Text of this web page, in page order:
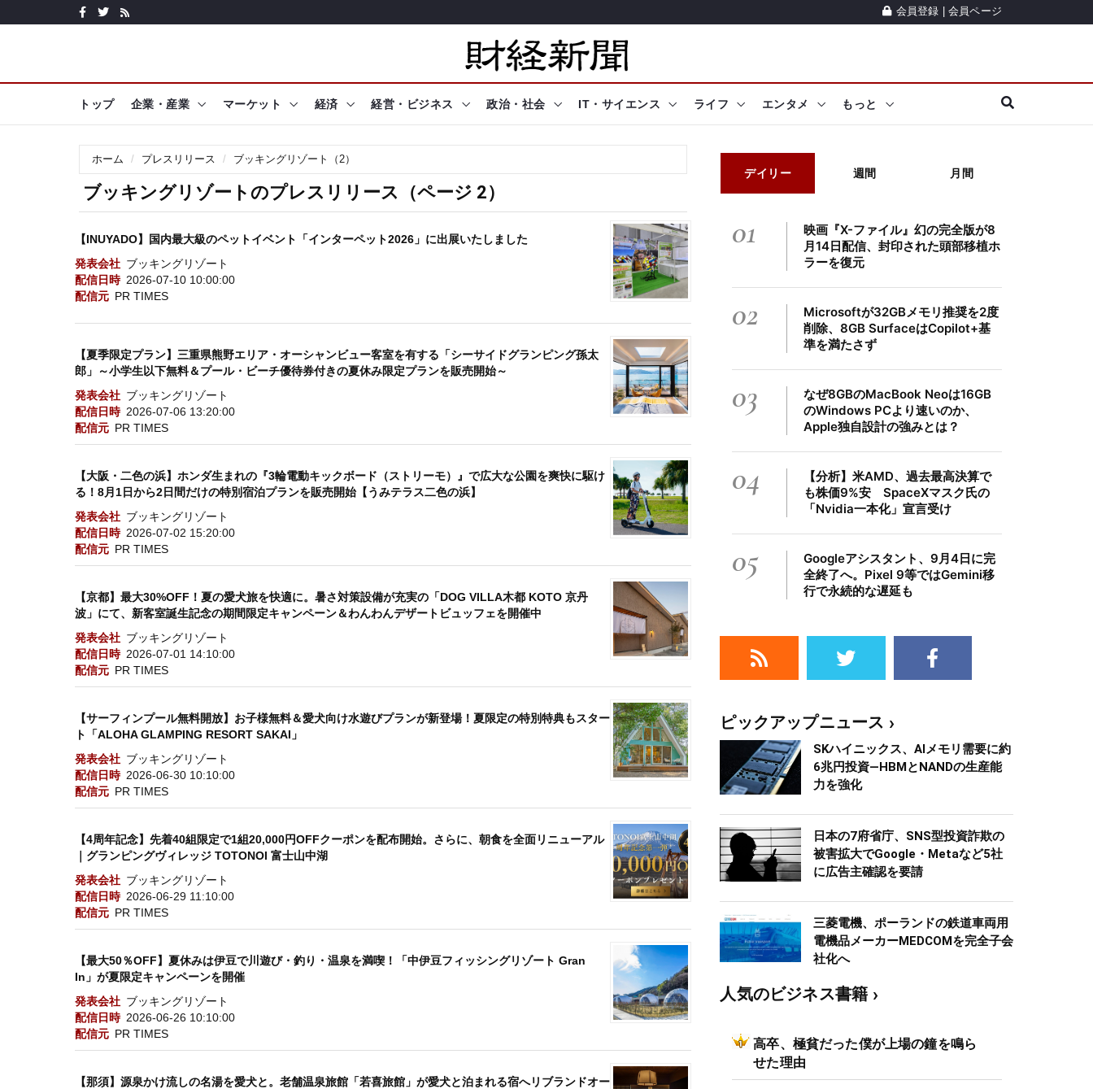
会員登録 会員ページ
トップ 企業・産業 マーケット 経済 経営・ビジネス 政治・社会 IT・サイエンス ライフ エンタメ もっと
ホーム プレスリリース ブッキングリゾート（2）
ブッキングリゾートのプレスリリース（ページ 2）
【INUYADO】国内最大級のペットイベント「インターペット2026」に出展いたしました
発表会社 ブッキングリゾート
配信日時 2026-07-10 10:00:00
配信元 PR TIMES
【夏季限定プラン】三重県熊野エリア・オーシャンビュー客室を有する「シーサイドグランピング孫太
郎」～小学生以下無料＆プール・ビーチ優待券付きの夏休み限定プランを販売開始～
発表会社 ブッキングリゾート
配信日時 2026-07-06 13:20:00
配信元 PR TIMES
【大阪・二色の浜】ホンダ生まれの『3輪電動キックボード（ストリーモ）』で広大な公園を爽快に駆け
る！8月1日から2日間だけの特別宿泊プランを販売開始【うみテラス二色の浜】
発表会社 ブッキングリゾート
配信日時 2026-07-02 15:20:00
配信元 PR TIMES
【京都】最大30%OFF！夏の愛犬旅を快適に。暑さ対策設備が充実の「DOG VILLA木都 KOTO 京丹
波」にて、新客室誕生記念の期間限定キャンペーン＆わんわんデザートビュッフェを開催中
発表会社 ブッキングリゾート
配信日時 2026-07-01 14:10:00
配信元 PR TIMES
【サーフィンプール無料開放】お子様無料＆愛犬向け水遊びプランが新登場！夏限定の特別特典もスター
ト「ALOHA GLAMPING RESORT SAKAI」
発表会社 ブッキングリゾート
配信日時 2026-06-30 10:10:00
配信元 PR TIMES
【4周年記念】先着40組限定で1組20,000円OFFクーポンを配布開始。さらに、朝食を全面リニューアル
｜グランピングヴィレッジ TOTONOI 富士山中湖
発表会社 ブッキングリゾート
配信日時 2026-06-29 11:10:00
配信元 PR TIMES
【最大50％OFF】夏休みは伊豆で川遊び・釣り・温泉を満喫！「中伊豆フィッシングリゾート Gran
In」が夏限定キャンペーンを開催
発表会社 ブッキングリゾート
配信日時 2026-06-26 10:10:00
配信元 PR TIMES
【那須】源泉かけ流しの名湯を愛犬と。老舗温泉旅館「若喜旅館」が愛犬と泊まれる宿へリブランドオー
デイリー 週間 月間
01
映画『X-ファイル』幻の完全版が8
月14日配信、封印された頭部移植ホ
ラーを復元
02
Microsoftが32GBメモリ推奨を2度
削除、8GB SurfaceはCopilot+基
準を満たさず
03
なぜ8GBのMacBook Neoは16GB
のWindows PCより速いのか、
Apple独自設計の強みとは？
04
【分析】米AMD、過去最高決算で
も株価9%安 SpaceXマスク氏の
「Nvidia一本化」宣言受け
05
Googleアシスタント、9月4日に完
全終了へ。Pixel 9等ではGemini移
行で永続的な遅延も
ピックアップニュース
SKハイニックス、AIメモリ需要に約
6兆円投資―HBMとNANDの生産能
力を強化
日本の7府省庁、SNS型投資詐欺の
被害拡大でGoogle・Metaなど5社
に広告主確認を要請
三菱電機、ポーランドの鉄道車両用
電機品メーカーMEDCOMを完全子会
社化へ
人気のビジネス書籍
高卒、極貧だった僕が上場の鐘を鳴ら
せた理由